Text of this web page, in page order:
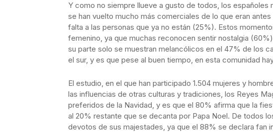
Y como no siempre llueve a gusto de todos, los españoles
se han vuelto mucho más comerciales de lo que eran
falta a las personas que ya no están (25%). Estos
femenino, ya que muchas reconocen sentir nostalgia
su parte solo se muestran melancólicos en el 47% de los
el sur, y es que pese al buen tiempo, en esta comunidad
El estudio, en el que han participado 1.504 mujeres y
las influencias de otras culturas y tradiciones, los Reyes
preferidos de la Navidad, y es que el 80% afirma que la
al 20% restante que se decanta por Papa Noel. De todos
devotos de sus majestades, ya que el 88% se declara fan